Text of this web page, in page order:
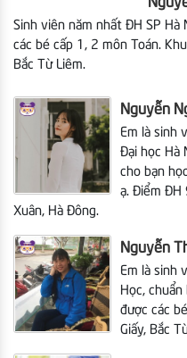
Sinh viên năm nhất ĐH SP Hà
các bé cấp 1, 2 môn Toán.
Bắc Từ Liêm.
Nguyễn
Em là sinh
Đại học Hà
cho bạn
ạ. Điểm ĐH
Xuân, Hà Đông.
Nguyễn
Em là sinh
Học,
được các
Giấy, Bắc